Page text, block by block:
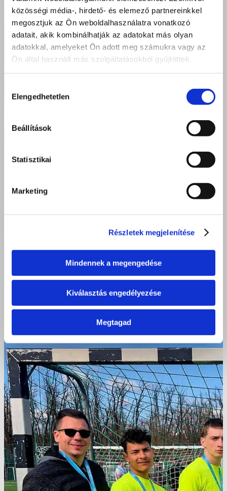
közösségi média-, hirdető- és elemező partnereinkkel
megosztjuk az Ön weboldalhasználatra vonatkozó
adatait, akik kombinálhatják az adatokat más olyan
adatokkal, amelyeket Ön adott meg számukra vagy az
Ön által használt más szolgáltatásokból gyűjtöttek.
kiválasztása
Elengedhetetlen
Beállítások
Statisztikai
Marketing
Részletek megjelenítése
Mindennek a megengedése
Kiválasztás engedélyezése
Megtagad
Édes sikerek és kiváló szakmai eredmények –